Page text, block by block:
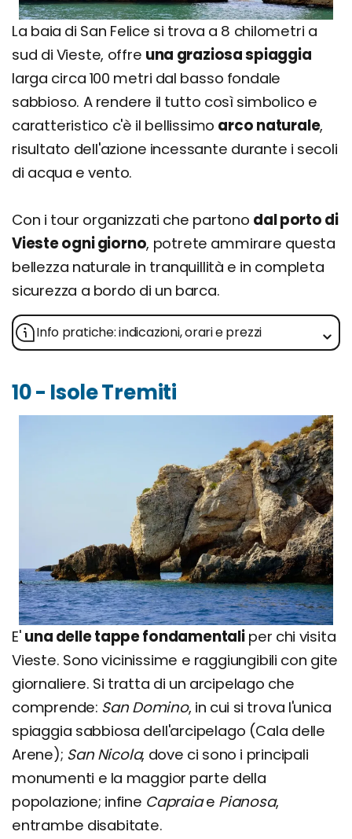
La baia di San Felice si trova a 8 chilometri a
sud di Vieste, offre una graziosa spiaggia
larga circa 100 metri dal basso fondale
sabbioso. A rendere il tutto così simbolico e
caratteristico c'è il bellissimo arco naturale,
risultato dell'azione incessante durante i secoli
di acqua e vento.
Con i tour organizzati che partono dal porto di
Vieste ogni giorno, potrete ammirare questa
bellezza naturale in tranquillità e in completa
sicurezza a bordo di un barca.
Info pratiche: indicazioni, orari e prezzi
10 - Isole Tremiti
E' una delle tappe fondamentaliper chi visita
Vieste. Sono vicinissime e raggiungibili con gite
giornaliere. Si tratta di un arcipelago che
comprende: San Domino, in cui si trova l'unica
spiaggia sabbiosa dell'arcipelago (Cala delle
Arene); San Nicola, dove ci sono i principali
monumenti e la maggior parte della
popolazione; infine Capraiae Pianosa,
entrambe disabitate.